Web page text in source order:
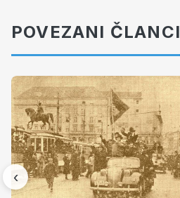
POVEZANI ČLANCI
‹